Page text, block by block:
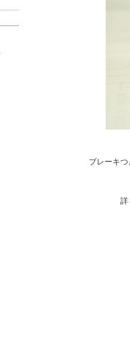
ブレーキ
詳